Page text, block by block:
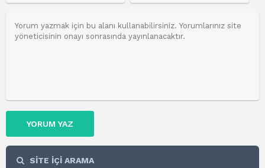
YORUM YAZ
SİTE İÇİ ARAMA